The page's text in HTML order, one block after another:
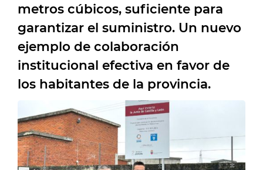
metros cúbicos, suficiente para
garantizar el suministro. Un nuevo
ejemplo de colaboración
institucional efectiva en favor de
los habitantes de la provincia.